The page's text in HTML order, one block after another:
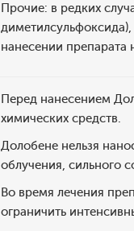
Прочие: в редких
нанесении препарата
Перед нанесением
химических средств.
Долобене нельзя
облучения, сильного
Во время лечения
ограничить